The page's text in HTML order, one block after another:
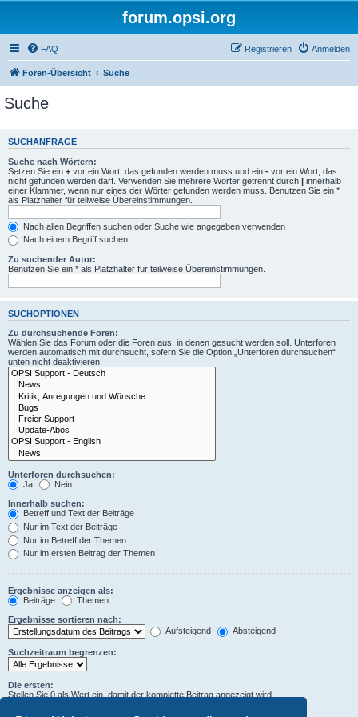
forum.opsi.org
FAQ Anmelden
Registrieren
Foren-Übersicht Suche
Suche
SUCHANFRAGE
Suche nach Wörtern:
Setzen Sie ein + vor ein Wort, das gefunden werden muss und ein - vor ein Wort, das
nicht gefunden werden darf. Verwenden Sie mehrere Wörter getrennt durch | innerhalb
einer Klammer, wenn nur eines der Wörter gefunden werden muss. Benutzen Sie ein *
als Platzhalter für teilweise Übereinstimmungen.
Nach allen Begriffen suchen oder Suche wie angegeben verwenden
Nach einem Begriff suchen
Zu suchender Autor:
Benutzen Sie ein * als Platzhalter für teilweise Übereinstimmungen.
SUCHOPTIONEN
Zu durchsuchende Foren:
Wählen Sie das Forum oder die Foren aus, in denen gesucht werden soll. Unterforen
werden automatisch mit durchsucht, sofern Sie die Option „Unterforen durchsuchen“
unten nicht deaktivieren.
Unterforen durchsuchen:
Ja
Nein
Innerhalb suchen:
Betreff und Text der Beiträge
Nur im Text der Beiträge
Nur im Betreff der Themen
Nur im ersten Beitrag der Themen
Ergebnisse anzeigen als:
Beiträge
Themen
Ergebnisse sortieren nach:
Aufsteigend
Absteigend
Suchzeitraum begrenzen:
Die ersten:
Stellen Sie 0 als Wert ein, damit der komplette Beitrag angezeigt wird.